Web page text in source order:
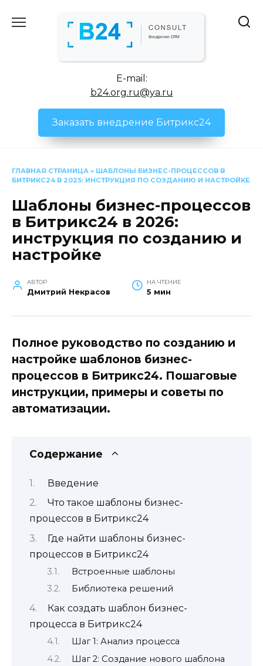
E-mail:
b24.org.ru@ya.ru
Заказать внедрение Битрикс24
ГЛАВНАЯ СТРАНИЦА » ШАБЛОНЫ БИЗНЕС-ПРОЦЕССОВ В
БИТРИКС24 В 2025: ИНСТРУКЦИЯ ПО СОЗДАНИЮ И НАСТРОЙКЕ
Шаблоны бизнес-процессов
в Битрикс24 в 2026:
инструкция по созданию и
настройке
АВТОР
Дмитрий Некрасов
НА ЧТЕНИЕ
5 мин
Полное руководство по созданию и
настройке шаблонов бизнес-
процессов в Битрикс24. Пошаговые
инструкции, примеры и советы по
автоматизации.
Содержание
Введение
Что такое шаблоны бизнес-
процессов в Битрикс24
Где найти шаблоны бизнес-
процессов в Битрикс24
Встроенные шаблоны
Библиотека решений
Как создать шаблон бизнес-
процесса в Битрикс24
Шаг 1: Анализ процесса
Шаг 2: Создание нового шаблона